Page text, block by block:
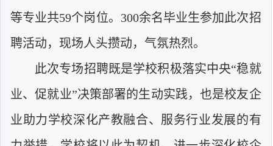
等专业共59个岗位。 300余名毕业生参加此次招
聘活动，现场人头攒动，气氛热烈。
此次专场招聘既是学校积极落实中央“稳就
业、促就业”决策部署的生动实践，也是校友企
业助力学校深化产教融合、服务行业发展的有